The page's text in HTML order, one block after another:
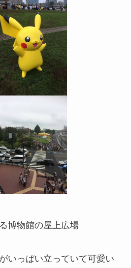
博物館の屋上広場
いっぱい立っていて可愛い